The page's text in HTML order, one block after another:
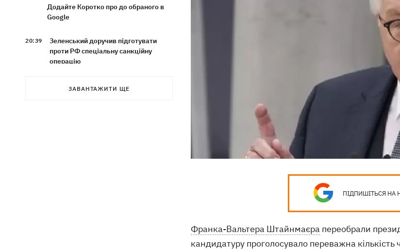
Додайте Коротко про до обраного в
Google
20:39
Зеленський доручив підготувати
проти РФ спеціальну санкційну
операцію
Дрони СБУ вразили два кораблі ФСБ
ЗАВАНТАЖИТИ ЩЕ
ПІДПИШІТЬСЯ НА
Франка-Вальтера Штайнмаєра переобрали
кандидатуру проголосувало переважна